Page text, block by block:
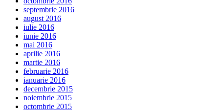
septembrie 2016
august 2016
iulie 2016
iunie 2016
mai 2016
aprilie 2016
martie 2016
februarie 2016
ianuarie 2016
decembrie 2015
noiembrie 2015
octombrie 2015